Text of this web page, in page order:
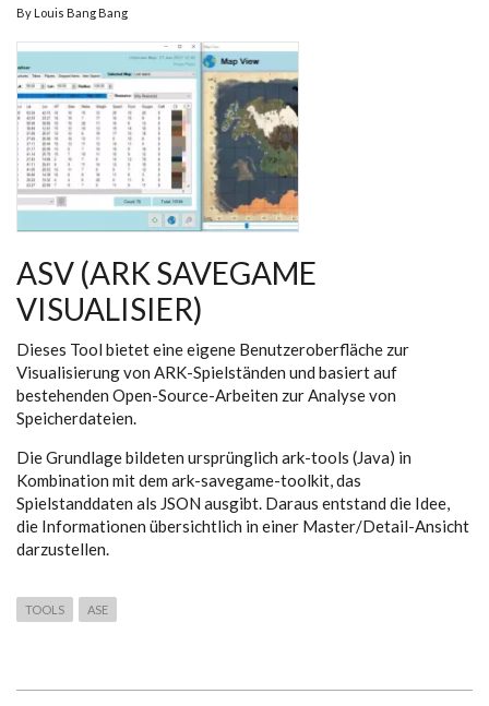
By Louis Bang Bang
ASV (ARK SAVEGAME
VISUALISIER)
Dieses Tool bietet eine eigene Benutzeroberfläche zur
Visualisierung von ARK-Spielständen und basiert auf
bestehenden Open-Source-Arbeiten zur Analyse von
Speicherdateien.
Die Grundlage bildeten ursprünglich ark-tools (Java) in
Kombination mit dem ark-savegame-toolkit, das
Spielstanddaten als JSON ausgibt. Daraus entstand die Idee,
die Informationen übersichtlich in einer Master/Detail-Ansicht
darzustellen.
TOOLS ASE